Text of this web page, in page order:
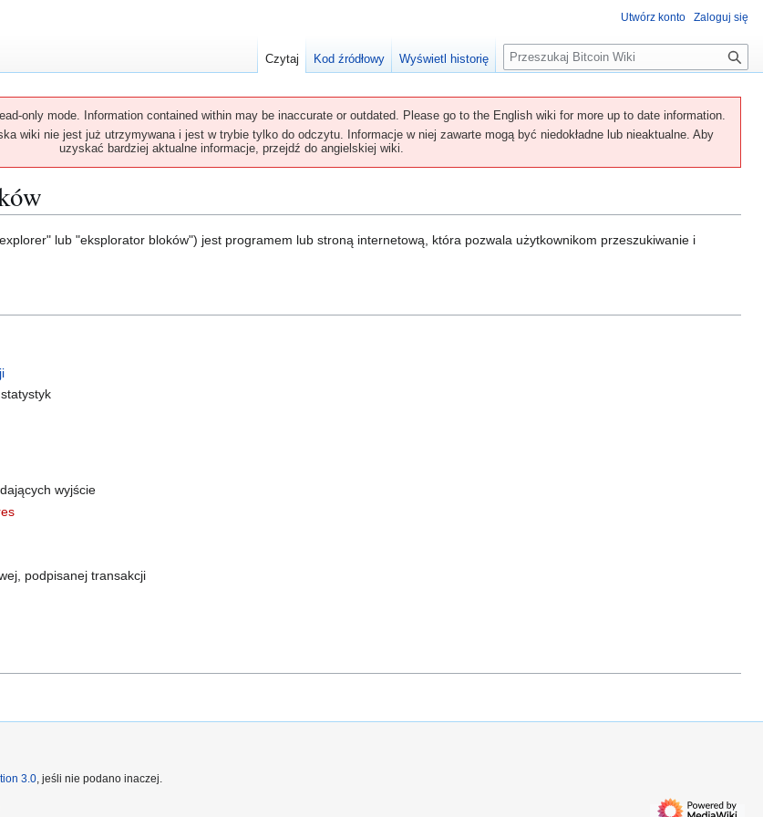
only mode. Information contained within may be inaccurate or outdated. Please go to the English wiki for more up to date information.
wiki nie jest już utrzymywana i jest w trybie tylko do odczytu. Informacje w niej zawarte mogą być niedokładne lub nieaktualne. Aby
uzyskać bardziej aktualne informacje, przejdź do angielskiej wiki.
lub "eksplorator bloków") jest programem lub stroną internetową, która pozwala użytkownikom przeszukiwanie i
wyjście
podpisanej transakcji
Utwórz konto Zaloguj się
Czytaj Kod źródłowy Wyświetl historię
S
z
k
a
3.0, jeśli nie podano inaczej.